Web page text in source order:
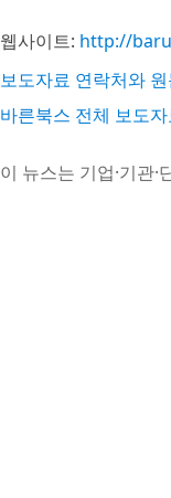
웹사이트: http://
보도자료 연락처와
바른북스 전체 보도
이 뉴스는 기업·기관